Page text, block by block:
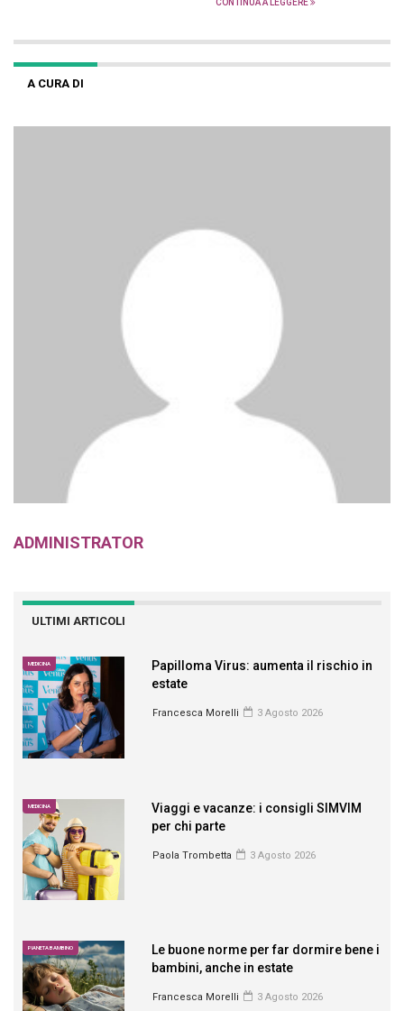
CONTINUA A LEGGERE
A CURA DI
ADMINISTRATOR
ULTIMI ARTICOLI
MEDICINA
Papilloma Virus: aumenta il rischio in
estate
Francesca Morelli 3 Agosto 2026
MEDICINA
Viaggi e vacanze: i consigli SIMVIM
per chi parte
Paola Trombetta 3 Agosto 2026
PIANETA BAMBINO
Le buone norme per far dormire bene i
bambini, anche in estate
Francesca Morelli 3 Agosto 2026